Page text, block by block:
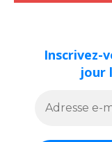
Inscrivez-
jour